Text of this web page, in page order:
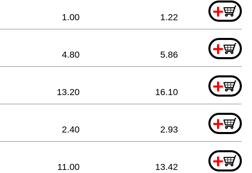
+
1.00 1.22
+
4.80 5.86
+
13.20 16.10
+
2.40 2.93
+
11.00 13.42